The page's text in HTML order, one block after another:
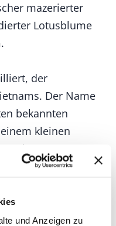
und Anzeigen zu
mazerierter
Lotusblume
der
Der Name
bekannten
kleinen
Gewürze. In
der Name Saigon
in der Region.